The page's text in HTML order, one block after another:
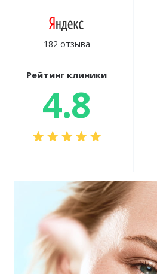
182 отзыва
Рейтинг клиники
4.8